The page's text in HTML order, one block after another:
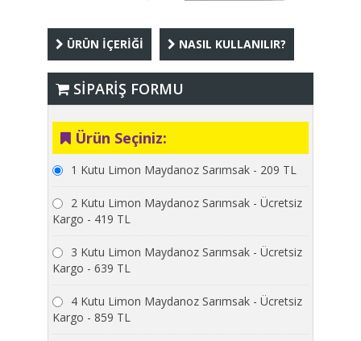
ÜRÜN İÇERİĞİ NASIL KULLANILIR?
SİPARİŞ FORMU
Ürün Seçiniz:
1 Kutu Limon Maydanoz Sarımsak - 209 TL
2 Kutu Limon Maydanoz Sarımsak - Ücretsiz
Kargo - 419 TL
3 Kutu Limon Maydanoz Sarımsak - Ücretsiz
Kargo - 639 TL
4 Kutu Limon Maydanoz Sarımsak - Ücretsiz
Kargo - 859 TL